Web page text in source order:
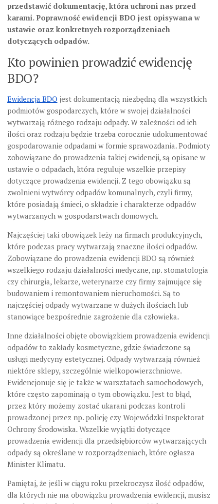
przedstawić dokumentację, która uchroni nas przed
karami. Poprawność ewidencji BDO jest opisywana w
ustawie oraz konkretnych rozporządzeniach
dotyczących odpadów.
Kto powinien prowadzić ewidencję
BDO?
Ewidencja BDO jest dokumentacją niezbędną dla wszystkich
podmiotów gospodarczych, które w swojej działalności
wytwarzają różnego rodzaju odpady. W zależności od ich
ilości oraz rodzaju będzie trzeba corocznie udokumentować
gospodarowanie odpadami w formie sprawozdania. Podmioty
zobowiązane do prowadzenia takiej ewidencji, są opisane w
ustawie o odpadach, która reguluje wszelkie przepisy
dotyczące prowadzenia ewidencji. Z tego obowiązku są
zwolnieni wytwórcy odpadów komunalnych, czyli firmy,
które posiadają śmieci, o składzie i charakterze odpadów
wytwarzanych w gospodarstwach domowych.
Najczęściej taki obowiązek leży na firmach produkcyjnych,
które podczas pracy wytwarzają znaczne ilości odpadów.
Zobowiązane do prowadzenia ewidencji BDO są również
wszelkiego rodzaju działalności medyczne, np. stomatologia
czy chirurgia, lekarze, weterynarze czy firmy zajmujące się
budowaniem i remontowaniem nieruchomości. Są to
najczęściej odpady wytwarzane w dużych ilościach lub
stanowiące bezpośrednie zagrożenie dla człowieka.
Inne działalności objęte obowiązkiem prowadzenia ewidencji
odpadów to zakłady kosmetyczne, gdzie świadczone są
usługi medycyny estetycznej. Odpady wytwarzają również
niektóre sklepy, szczególnie wielkopowierzchniowe.
Ewidencjonuje się je także w warsztatach samochodowych,
które często zapominają o tym obowiązku. Jest to błąd,
przez który możemy zostać ukarani podczas kontroli
prowadzonej przez np. policję czy Wojewódzki Inspektorat
Ochrony Środowiska. Wszelkie wyjątki dotyczące
prowadzenia ewidencji dla przedsiębiorców wytwarzających
odpady są określane w rozporządzeniach, które ogłasza
Minister Klimatu.
Pamiętaj, że jeśli w ciągu roku przekroczysz ilość odpadów,
dla których nie ma obowiązku prowadzenia ewidencji, musisz